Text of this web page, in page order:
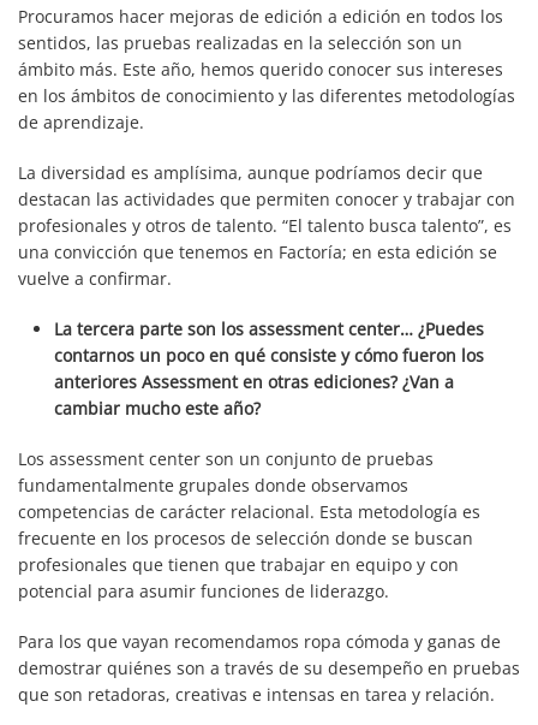
Procuramos hacer mejoras de edición a edición en todos los
sentidos, las pruebas realizadas en la selección son un
ámbito más. Este año, hemos querido conocer sus intereses
en los ámbitos de conocimiento y las diferentes metodologías
de aprendizaje.
La diversidad es amplísima, aunque podríamos decir que
destacan las actividades que permiten conocer y trabajar con
profesionales y otros de talento. “El talento busca talento”, es
una convicción que tenemos en Factoría; en esta edición se
vuelve a confirmar.
La tercera parte son los assessment center… ¿Puedes
contarnos un poco en qué consiste y cómo fueron los
anteriores Assessment en otras ediciones? ¿Van a
cambiar mucho este año?
Los assessment center son un conjunto de pruebas
fundamentalmente grupales donde observamos
competencias de carácter relacional. Esta metodología es
frecuente en los procesos de selección donde se buscan
profesionales que tienen que trabajar en equipo y con
potencial para asumir funciones de liderazgo.
Para los que vayan recomendamos ropa cómoda y ganas de
demostrar quiénes son a través de su desempeño en pruebas
que son retadoras, creativas e intensas en tarea y relación.